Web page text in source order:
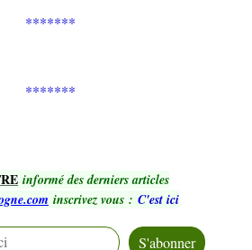
*******
*******
informé des derniers articles
inscrivez vous : C'est ici